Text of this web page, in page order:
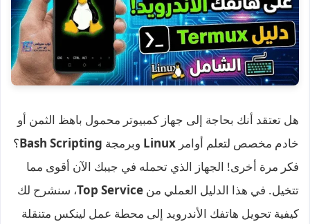
هل تعتقد أنك بحاجة إلى جهاز كمبيوتر محمول باهظ الثمن أو
خادم مخصص لتعلم أوامر Linux وبرمجة Bash Scripting؟
فكر مرة أخرى! الجهاز الذي تحمله في جيبك الآن أقوى مما
تتخيل. في هذا الدليل العملي من Top Service، سنشرح لك
كيفية تحويل هاتفك الأندرويد إلى محطة عمل لينكس متنقلة